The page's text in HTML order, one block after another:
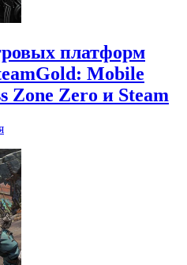
платформ
Mobile
Zone Zero и Steam